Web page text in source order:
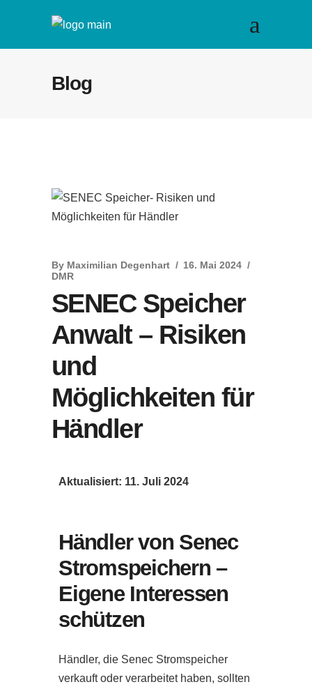
Blog
By Maximilian Degenhart
16. Mai 2024
DMR
SENEC Speicher
Anwalt – Risiken
und
Möglichkeiten für
Händler
Aktualisiert: 11. Juli 2024
Händler von Senec
Stromspeichern –
Eigene Interessen
schützen
Händler, die Senec Stromspeicher
verkauft oder verarbeitet haben, sollten